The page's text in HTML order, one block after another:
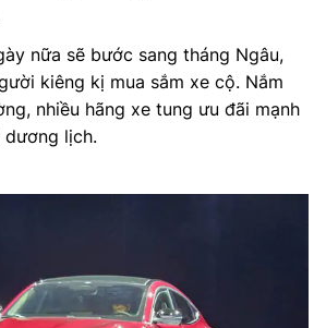
nữa sẽ bước sang tháng Ngâu,
kiêng kị mua sắm xe cộ. Nắm
nhiều hãng xe tung ưu đãi mạnh
dương lịch.